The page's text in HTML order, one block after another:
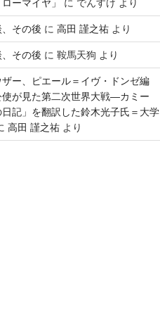
ーマイヤ」
に でんすけ より
その後 に 高田 謹之祐より
その後 に 鞍馬天狗 より
ー、ピエール＝イヴ・ドンゼ編
使が見た第二次世界大戦―カミー
記」を翻訳した鈴木光子氏＝大学
高田 謹之祐より